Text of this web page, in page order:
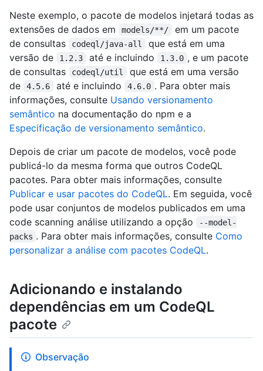
Neste exemplo, o pacote de modelos injetará todas as
extensões de dados em
models/**/
em um pacote
de consultas
codeql/java-all
que está em uma
versão de
1.2.3 até e incluindo 1.3.0 , e um pacote
de consultas
codeql/util
que está em uma versão
de
4.5.6 até e incluindo 4.6.0 . Para obter mais
informações, consulte Usando versionamento
semântico na documentação do npm e a
Especificação de versionamento semântico.
Depois de criar um pacote de modelos, você pode
publicá-lo da mesma forma que outros CodeQL
pacotes. Para obter mais informações, consulte
Publicar e usar pacotes do CodeQL. Em seguida, você
pode usar conjuntos de modelos publicados em uma
code scanning análise utilizando a opção
--model-
packs . Para obter mais informações, consulte Como
personalizar a análise com pacotes CodeQL.
Adicionando e instalando
dependências em um CodeQL
pacote
Observação